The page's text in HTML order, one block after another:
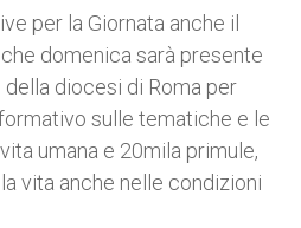
per la Giornata anche il
domenica sarà presente
diocesi di Roma per
sulle tematiche e le
umana e 20mila primule,
vita anche nelle condizioni